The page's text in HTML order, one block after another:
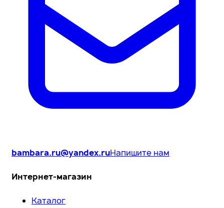
bambara.ru@yandex.ruНапишите нам
Интернет-магазин
Каталог